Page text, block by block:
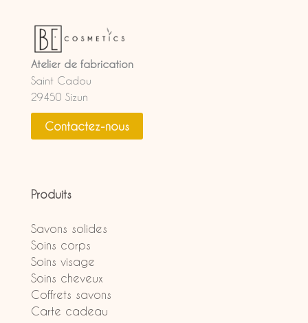
Atelier de fabrication
Saint Cadou
29450 Sizun
Contactez-nous
Produits
Savons solides
Soins corps
Soins visage
Soins cheveux
Coffrets savons
Carte cadeau